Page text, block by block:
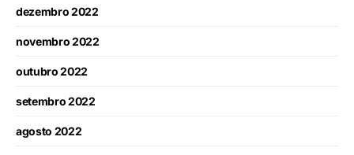
dezembro 2022
novembro 2022
outubro 2022
setembro 2022
agosto 2022